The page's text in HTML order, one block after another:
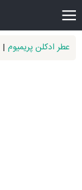
|||
عطر ادکلن پریمیوم |